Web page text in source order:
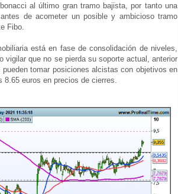
al último gran tramo bajista, por tanto una
de acometer un posible y ambicioso tramo
Fibo.
está en fase de consolidación de niveles,
vigilar que no se pierda su soporte actual, anterior
tomar posiciones alcistas con objetivos en
8.65 euros en precios de cierres.